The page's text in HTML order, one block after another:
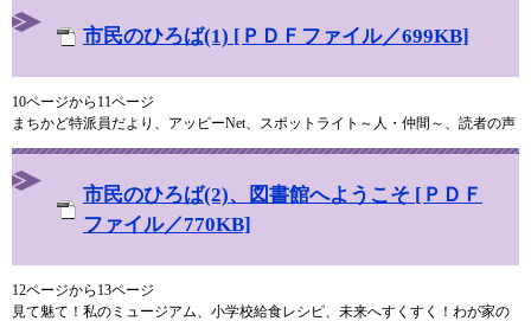
市民のひろば(1) [ＰＤＦファイル／699KB]
10ページから11ページ
まちかど特派員だより、アッピーNet、スポットライト～人・仲間～、読者の声
市民のひろば(2)、図書館へようこそ [ＰＤＦ
ファイル／770KB]
12ページから13ページ
見て魅て！私のミュージアム、小学校給食レシピ、未来へすくすく！わが家の